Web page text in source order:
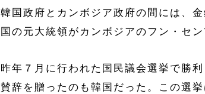
韓国政府とカンボジア政府の間には、
国の元大統領がカンボジアのフン・セ
昨年７月に行われた国民議会選挙で勝
賛辞を贈ったのも韓国だった。この選